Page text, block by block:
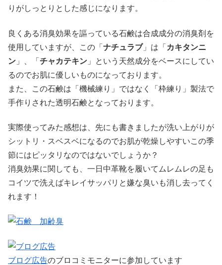
りがしっとりとした感じになります。
良くある消臭効果を謳っている石鹸は合成成分の消臭剤を
使用していますが、この「 ナチュラブ」は「 カキタンニ
ン 」、「 チャカテキン 」という天然成分をベースにしてい
るのでお肌に優しいものになっております。
また、この石鹸は「機械練り」ではなく「枠練り」製法で
手作りされた透明石鹸となっております。
実際使ってみた感想は、先にも書きましたが洗い上がりが
シットリ・スベスベになるのでお肌が乾燥しやすいこの季
節にはピッタリなのではないでしょうか？
消臭効果に関しても、一日中革靴を履いてムレムレの足も
コイツで洗えばキレイサッパリと嫌な臭いも消し去ってく
れます！
ブログ広告のブロコミモニターに参加しています